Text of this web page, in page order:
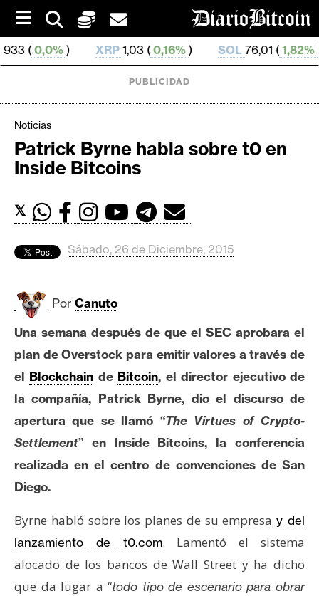
i
p
t
o
) XRP 1,03 ( 0,16%) SOL 76,01 (1,82%) TRX
C
r
p
o
r
a
d
o
s
B
i
o
i
n
PUBLICIDAD
Noticias
Patrick Byrne habla sobre t0 en
Inside Bitcoins
𝕏
Sábado, 26 de Diciembre, 2015
Por Canuto
Una semana después de que el SEC aprobara el
plan de Overstock para emitir valores a través de
el Blockchain de Bitcoin, el director ejecutivo de
la compañía, Patrick Byrne, dio el discurso de
apertura que se llamó “The Virtues of Crypto-
Settlement” en Inside Bitcoins, la conferencia
realizada en el centro de convenciones de San
Diego.
Byrne habló sobre los planes de su empresay del
lanzamiento de t0.com. Lamentó el sistema
alocado de los bancos de Wall Street y ha dicho
que da lugar a “todo tipo de escenario para obrar